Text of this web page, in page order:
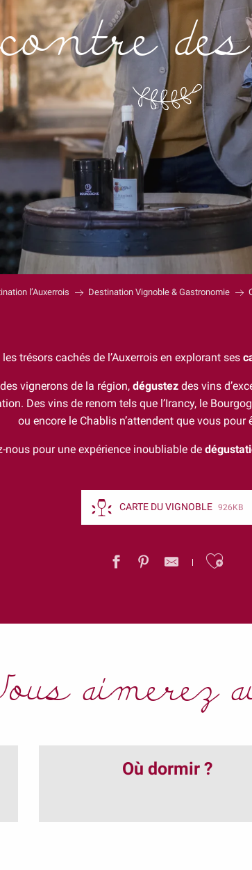
l’Auxerrois Destination Vignoble & Gastronomie
trésors cachés de l’Auxerrois en explorant ses
vignerons de la région, dégustez des vins
Des vins de renom tels que l’Irancy, le
ou encore le Chablis n’attendent que vous pour
nous pour une expérience inoubliable de
CARTE DU VIGNOBLE 926KB
aimerez
Où dormir ?